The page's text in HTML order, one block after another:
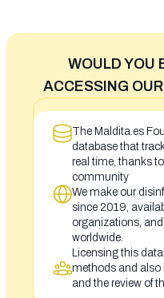
WOULD YOU
ACCESSING
The Maldita.es
database that
real time, thanks
community
We make our
since 2019,
organizations,
worldwide.
Licensing this
methods and also
and the review of